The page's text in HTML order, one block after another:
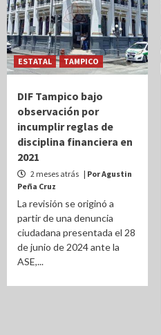
ESTATAL TAMPICO
DIF Tampico bajo
observación por
incumplir reglas de
disciplina financiera en
2021
2 meses atrás | Por Agustin
Peña Cruz
La revisión se originó a
partir de una denuncia
ciudadana presentada el 28
de junio de 2024 ante la
ASE,...